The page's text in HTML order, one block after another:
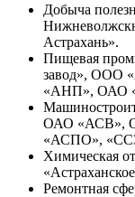
Добыча
Астрахань».
Пищевая
завод», ООО
«АНП», ОАО
ОАО «АСВ»,
«АСПО»,
Химическая
Ремонтная